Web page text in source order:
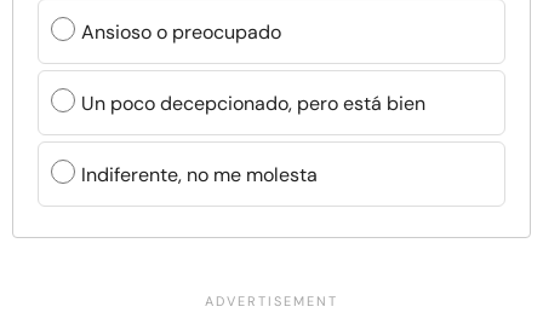
Ansioso o preocupado
Un poco decepcionado, pero está bien
Indiferente, no me molesta